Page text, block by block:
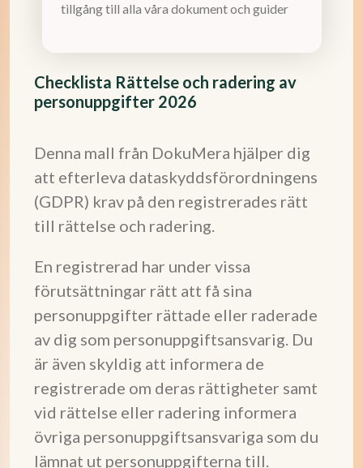
Checklista Rättelse och radering av
personuppgifter 2026
Denna mall från DokuMera hjälper dig
att efterleva dataskyddsförordningens
(GDPR) krav på den registrerades rätt
till rättelse och radering.
En registrerad har under vissa
förutsättningar rätt att få sina
personuppgifter rättade eller raderade
av dig som personuppgiftsansvarig. Du
är även skyldig att informera de
registrerade om deras rättigheter samt
vid rättelse eller radering informera
övriga personuppgiftsansvariga som du
lämnat ut personuppgifterna till.
tillgång till alla våra dokument och guider